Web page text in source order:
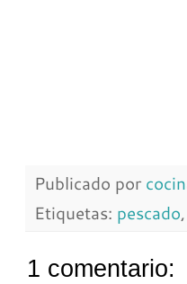
Publicado por
Etiquetas: pescado,
1 comentario: